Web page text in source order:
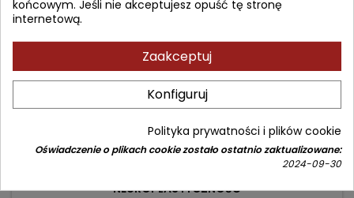
NEUROPLASTYCZNOŚĆ
końcowym. Jeśli nie akceptujesz opuść tę stronę
internetową.
Zaakceptuj
Konfiguruj
Polityka prywatności i plików cookie
Oświadczenie o plikach cookie zostało ostatnio zaktualizowane:
2024-09-30